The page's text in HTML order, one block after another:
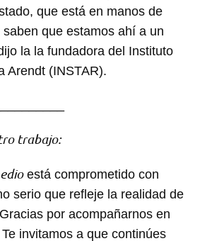
que está en manos de
que estamos ahí a un
la la fundadora del Instituto
Arendt (INSTAR).
trabajo:
está comprometido con
serio que refleje la realidad de
por acompañarnos en
invitamos a que continúes